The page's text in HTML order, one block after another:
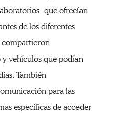
que ofrecían
de los diferentes
vehículos que podían
También
para las
específicas de acceder